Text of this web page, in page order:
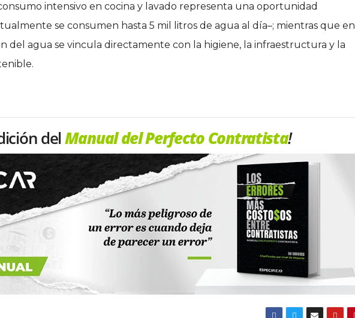
intensivo en cocina y lavado representa una oportunidad
se consumen hasta 5 mil litros de agua al día–; mientras que en
del agua se vincula directamente con la higiene, la infraestructura y la
delManual del Perfecto Contratista!